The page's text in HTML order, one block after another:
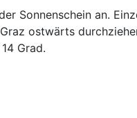
Sonnenschein an.
ostwärts
Grad.